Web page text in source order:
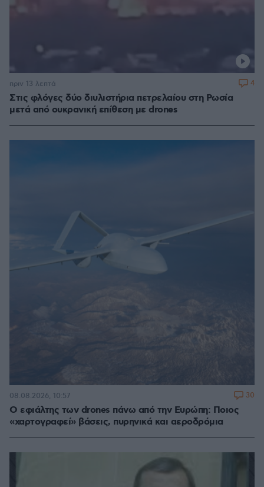
Στις φλόγες δύο διυλιστήρια πετρελαίου στη Ρωσία
μετά από ουκρανική επίθεση με drones
πριν 13 λεπτά 4
Ο εφιάλτης των drones πάνω από την Ευρώπη: Ποιος
«χαρτογραφεί» βάσεις, πυρηνικά και αεροδρόμια
08.08.2026, 10:57 30